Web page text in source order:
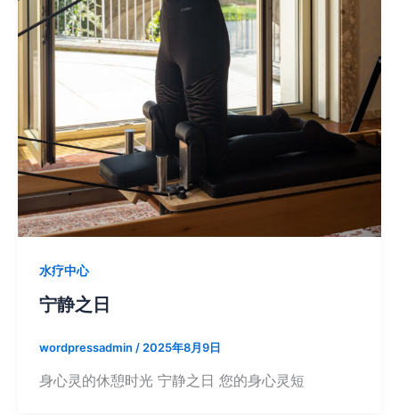
水疗中心
宁静之日
wordpressadmin / 2025年8月9日
身心灵的休憩时光 宁静之日 您的身心灵短